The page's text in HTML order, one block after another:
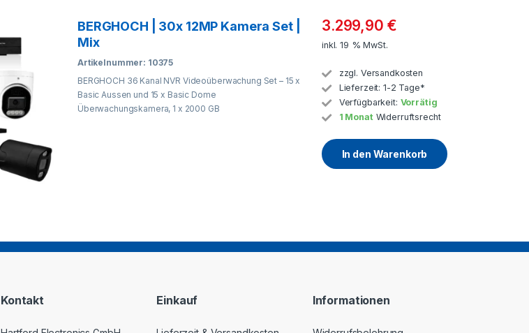
BERGHOCH | 30x 12MP Kamera Set |
Mix
Artikelnummer: 10375
BERGHOCH 36 Kanal NVR Videoüberwachung Set – 15 x
Basic Aussen und 15 x Basic Dome
Überwachungskamera, 1 x 2000 GB
3.299,90 €
inkl. 19 % MwSt.
zzgl. Versandkosten
Lieferzeit: 1-2 Tage*
Verfügbarkeit: Vorrätig
1 Monat Widerruftsrecht
In den Warenkorb
Kontakt Einkauf Informationen